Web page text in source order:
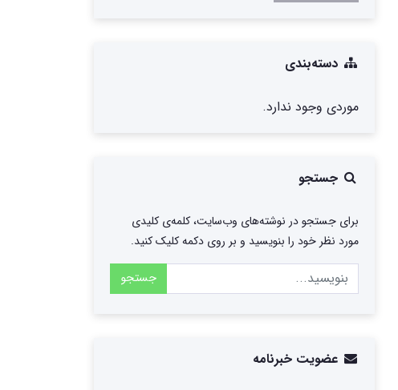
دسته‌بندی
موردی وجود ندارد.
جستجو
برای جستجو در نوشته‌های وب‌سایت، کلمه‌ی کلیدی
مورد نظر خود را بنویسید و بر روی دکمه کلیک کنید.
جستجو
عضویت خبرنامه